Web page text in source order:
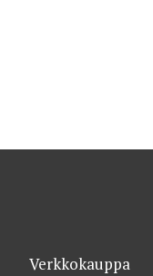
Verkkokauppa